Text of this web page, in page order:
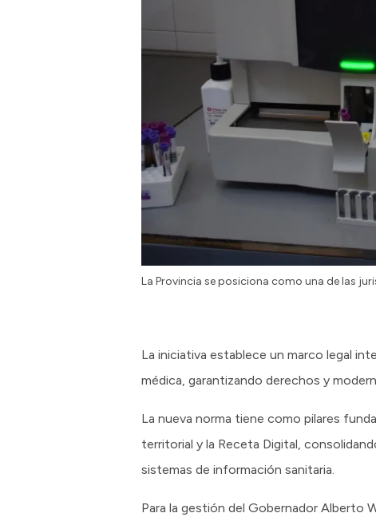
La Provincia se posiciona como una de las
La iniciativa establece un marco legal
médica, garantizando derechos y
La nueva norma tiene como pilares
territorial y la Receta Digital,
sistemas de información sanitaria.
Para la gestión del Gobernador Alberto